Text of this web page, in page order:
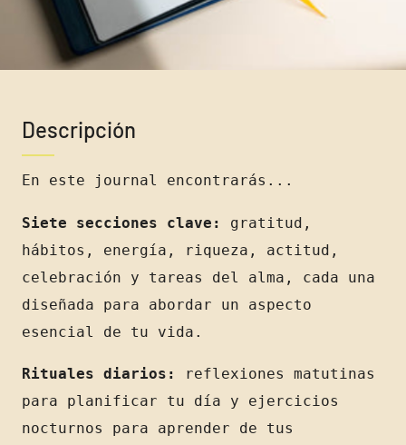
Descripción
En este journal encontrarás...
Siete secciones clave:
gratitud,
hábitos, energía, riqueza, actitud,
celebración y tareas del alma, cada una
diseñada para abordar un aspecto
esencial de tu vida.
Rituales diarios:
reflexiones matutinas
para planificar tu día y ejercicios
nocturnos para aprender de tus